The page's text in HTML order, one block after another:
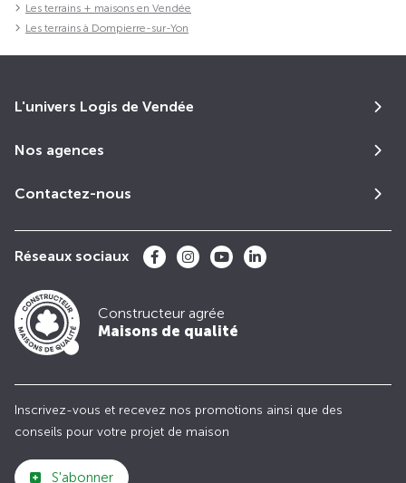
Les terrains + maisons en Vendée
Les terrains à Dompierre-sur-Yon
L'univers Logis de Vendée
Nos agences
Contactez-nous
Réseaux sociaux
Constructeur agrée
Maisons de qualité
Inscrivez-vous et recevez nos promotions ainsi que des
conseils pour votre projet de maison
S'abonner